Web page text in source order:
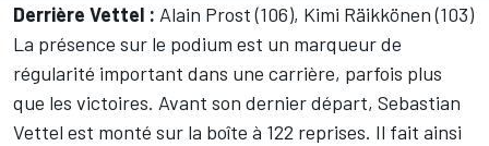
Derrière Vettel : Alain Prost (106), Kimi Räikkönen (103)
La présence sur le podium est un marqueur de
régularité important dans une carrière, parfois plus
que les victoires. Avant son dernier départ, Sebastian
Vettel est monté sur la boîte à 122 reprises. Il fait ainsi